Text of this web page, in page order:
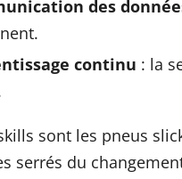
des
continu : la
sont les pneus
serrés du